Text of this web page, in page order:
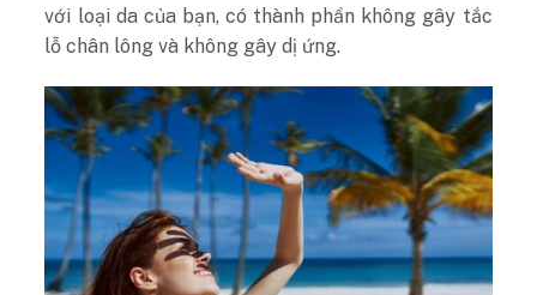
với loại da của bạn, có thành phần không gây tắc
lỗ chân lông và không gây dị ứng.